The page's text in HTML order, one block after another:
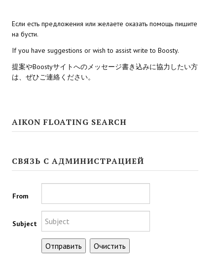
Fallout 3
GTA 5
Kingdoms of Amalur: Reckoning
Sacred Ice & Blood
Sims 4
Star Wars Knights of the Old Republic 1
Star Wars Knights of the Old Republic 2
Titan Quest Immortal Throne
Если есть предложения или желаете оказать помощь пишите
на бусти.
If you have suggestions or wish to assist write to Boosty.
提案やBoostyサイトへのメッセージ書き込みに協力したい方
は、ぜひご連絡ください。
AIKON FLOATING SEARCH
СВЯЗЬ С АДМИНИСТРАЦИЕЙ
From
Subject